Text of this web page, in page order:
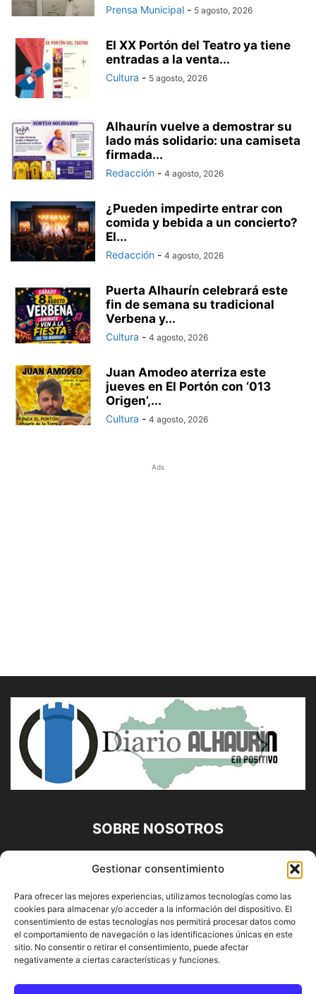
Gestionar consentimiento
Para ofrecer las mejores experiencias, utilizamos tecnologías como las
cookies para almacenar y/o acceder a la información del dispositivo. El
consentimiento de estas tecnologías nos permitirá procesar datos como
el comportamiento de navegación o las identificaciones únicas en este
sitio. No consentir o retirar el consentimiento, puede afectar
negativamente a ciertas características y funciones.
Prensa Municipal - 5 agosto, 2026
El XX Portón del Teatro ya tiene
entradas a la venta...
Cultura - 5 agosto, 2026
Alhaurín vuelve a demostrar su
lado más solidario: una camiseta
firmada...
Redacción - 4 agosto, 2026
¿Pueden impedirte entrar con
comida y bebida a un concierto?
El...
Redacción - 4 agosto, 2026
Puerta Alhaurín celebrará este
fin de semana su tradicional
Verbena y...
Cultura - 4 agosto, 2026
Juan Amodeo aterriza este
jueves en El Portón con ‘013
Origen’,...
Cultura - 4 agosto, 2026
Ads
SOBRE NOSOTROS
Diario Alhaurín (www.alhaurindelatorre.com) Propiedad de
Francisco E. López López | 639 95 71 95 | Noticias de
Alhaurín de la Torre, Málaga y Provincia|
Contáctanos:info@alhaurindelatorre.com
SÍGUENOS